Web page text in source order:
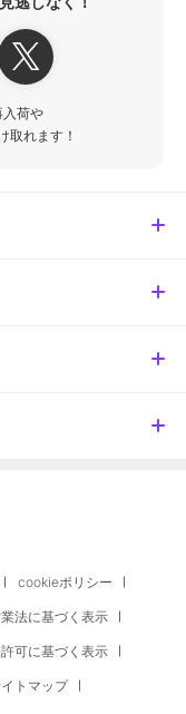
入荷や
取れます！
cookieポリシー
法に基づく表示
可に基づく表示
トマップ